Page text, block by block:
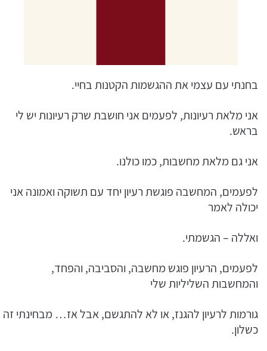
בחנתי עם עצמי את ההגשמות הקטנות בחיי.
אני מלאת רעיונות, לפעמים אני חושבת שרק רעיונות יש לי
בראש.
אני גם מלאת מחשבות, כמו כולנו.
לפעמים, המחשבה פוגשת רעיון יחד עם תשוקה ואמונה אני
יכולה לאמר
ואללה – הגשמתי.
לפעמים, הרעיון פוגש מחשבה, והסביבה, והפחד,
והמחשבות השליליות שלי
גורמות לרעיון להגנז, או לא להתגשם, אבל אז… מבחינתי זה
כשלון.